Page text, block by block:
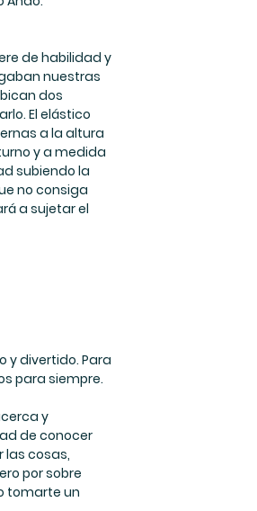
de habilidad y
nuestras
dos
El elástico
a la altura
y a medida
subiendo la
no consiga
a sujetar el
y divertido. Para
para siempre.
y
de conocer
las cosas,
por sobre
tomarte un